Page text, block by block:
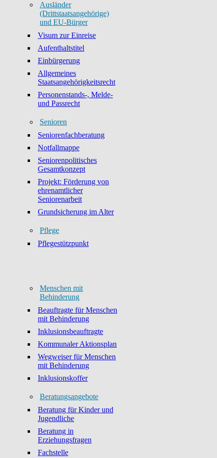
Ausländer
(Drittstaatsangehörige)
und EU-Bürger
Visum zur Einreise
Aufenthaltstitel
Einbürgerung
Allgemeines
Staatsangehörigkeitsrecht
Personenstands-, Melde-
und Passrecht
Senioren
Seniorenfachberatung
Notfallmappe
Seniorenpolitisches
Gesamtkonzept
Projekt: Förderung von
ehrenamtlicher
Seniorenarbeit
Grundsicherung im Alter
Pflege
Pflegestützpunkt
Menschen mit
Behinderung
Beauftragte für Menschen
mit Behinderung
Inklusionsbeauftragte
Kommunaler Aktionsplan
Wegweiser für Menschen
mit Behinderung
Inklusionskoffer
Beratungsangebote
Beratung für Kinder und
Jugendliche
Beratung in
Erziehungsfragen
Fachstelle